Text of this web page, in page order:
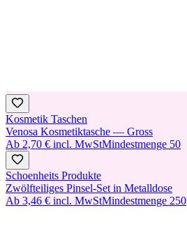
Kosmetik Taschen
Venosa Kosmetiktasche — Gross
Ab 2,70 € incl. MwStMindestmenge 50
Schoenheits Produkte
Zwölfteiliges Pinsel-Set in Metalldose
Ab 3,46 € incl. MwStMindestmenge 250